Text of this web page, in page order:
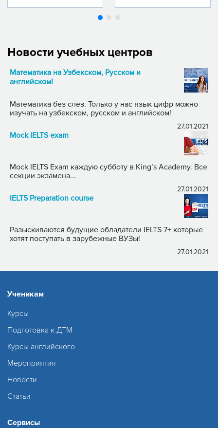
Новости учебных центров
Математика на Узбекском, Русском и
английском!
Математика без слез. Только у нас язык цифр можно
изучать на узбекском, русском и английском!
27.01.2021
Mock IELTS exam
Mock IELTS Exam каждую субботу в King’s Academy. Все
секции экзамена...
27.01.2021
IELTS Preparation course
Разыскиваются будущие обладатели IELTS 7+ которые
хотят поступать в зарубежные ВУЗы!
27.01.2021
Ученикам
Курсы
Подготовка к ДТМ
Курсы английского
Мероприятия
Новости
Статьи
Сервисы